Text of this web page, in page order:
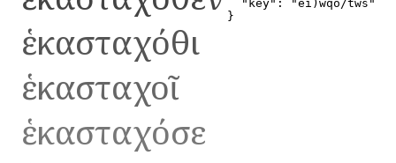
ἑκασταχόθι
ἑκασταχοῖ
ἑκασταχόσε
  "key": "ei)wqo/tws"
}